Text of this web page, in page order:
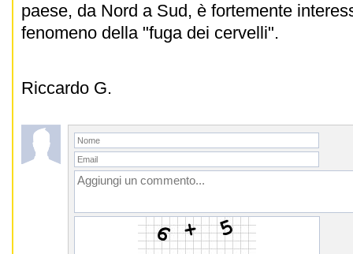
paese, da Nord a Sud, è fortemente
fenomeno della "fuga dei cervelli".
Riccardo G.